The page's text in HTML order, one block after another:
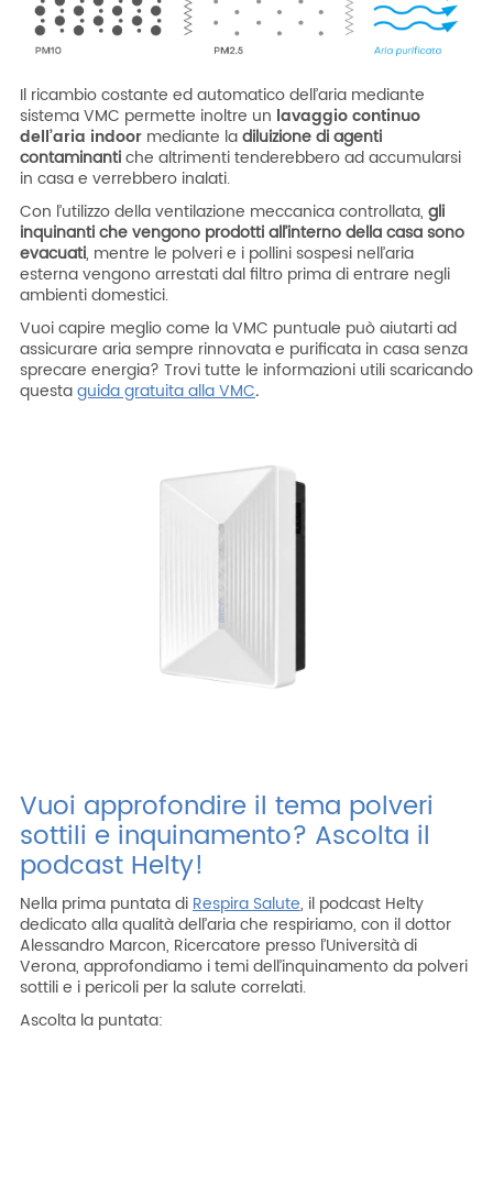
Il ricambio costante ed automatico dell’aria mediante
sistema VMC permette inoltre un lavaggio continuo
dell’aria indoormediante ladiluizione di agenti
contaminantiche altrimenti tenderebbero ad accumularsi
in casa e verrebbero inalati.
Con l’utilizzo della ventilazione meccanica controllata, gli
inquinanti che vengono prodotti all’interno della casa sono
evacuati, mentre le polveri e i pollini sospesi nell’aria
esterna vengono arrestati dal filtro prima di entrare negli
ambienti domestici.
Vuoi capire meglio come la VMC puntuale può aiutarti ad
assicurare aria sempre rinnovata e purificata in casa senza
sprecare energia? Trovi tutte le informazioni utili scaricando
questaguida gratuita alla VMC.
Vuoi approfondire il tema polveri
sottili e inquinamento? Ascolta il
podcast Helty!
Nella prima puntata diRespira Salute, il podcast Helty
dedicato alla qualità dell’aria che respiriamo, con il dottor
Alessandro Marcon, Ricercatore presso l’Università di
Verona, approfondiamo i temi dell’inquinamento da polveri
sottili e i pericoli per la salute correlati.
Ascolta la puntata: